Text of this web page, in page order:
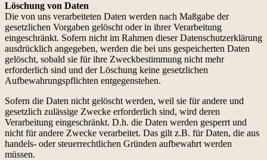
Löschung von Daten
Die von uns verarbeiteten Daten werden nach Maßgabe der
gesetzlichen Vorgaben gelöscht oder in ihrer Verarbeitung
eingeschränkt. Sofern nicht im Rahmen dieser Datenschutzerklärung
ausdrücklich angegeben, werden die bei uns gespeicherten Daten
gelöscht, sobald sie für ihre Zweckbestimmung nicht mehr
erforderlich sind und der Löschung keine gesetzlichen
Aufbewahrungspflichten entgegenstehen.
Sofern die Daten nicht gelöscht werden, weil sie für andere und
gesetzlich zulässige Zwecke erforderlich sind, wird deren
Verarbeitung eingeschränkt. D.h. die Daten werden gesperrt und
nicht für andere Zwecke verarbeitet. Das gilt z.B. für Daten, die aus
handels- oder steuerrechtlichen Gründen aufbewahrt werden
müssen.